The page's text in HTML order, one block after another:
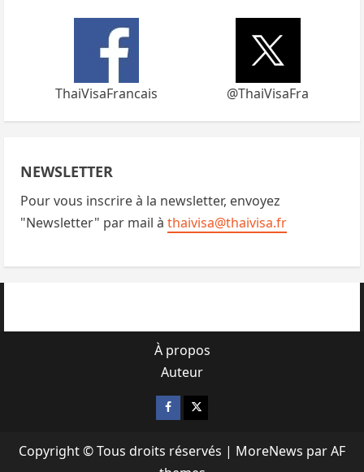
ThaiVisaFrancais @ThaiVisaFra
NEWSLETTER
Pour vous inscrire à la newsletter, envoyez
"Newsletter" par mail à thaivisa@thaivisa.fr
À propos
Auteur
Facebook
X
Copyright © Tous droits réservés | MoreNews par AF